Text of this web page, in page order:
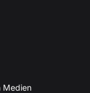
Medien